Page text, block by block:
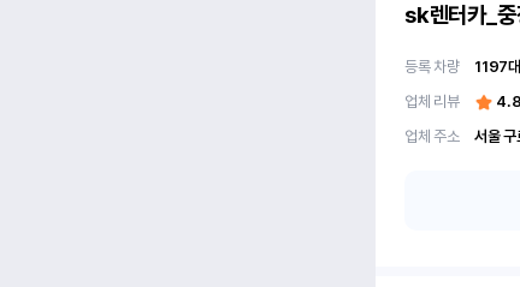
sk렌터카_중
등록 차량 1197대
업체 리뷰
4.8
업체 주소
서울